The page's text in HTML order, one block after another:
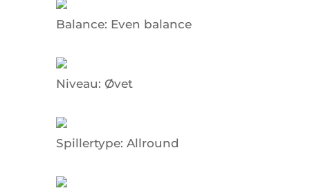
Balance: Even balance
Niveau: Øvet
Spillertype: Allround